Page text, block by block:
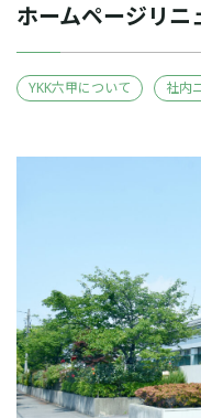
ホームページリニ
YKK六甲について 社内